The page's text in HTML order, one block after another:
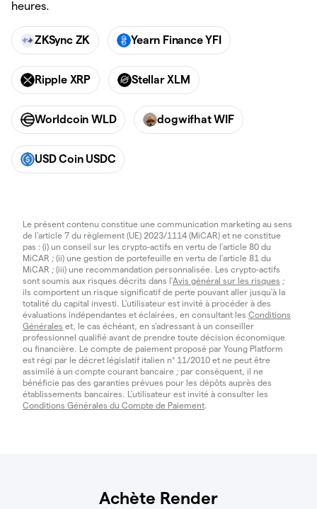
heures.
ZKSync ZK Yearn Finance YFI
Ripple XRP Stellar XLM
Worldcoin WLD dogwifhat WIF
USD Coin USDC
Le présent contenu constitue une communication marketing au sens
de l'article 7 du règlement (UE) 2023/1114 (MiCAR) et ne constitue
pas : (i) un conseil sur les crypto-actifs en vertu de l'article 80 du
MiCAR ; (ii) une gestion de portefeuille en vertu de l'article 81 du
MiCAR ; (iii) une recommandation personnalisée. Les crypto-actifs
sont soumis aux risques décrits dans l'Avis général sur les risques ;
ils comportent un risque significatif de perte pouvant aller jusqu'à la
totalité du capital investi. L'utilisateur est invité à procéder à des
évaluations indépendantes et éclairées, en consultant les Conditions
Générales et, le cas échéant, en s'adressant à un conseiller
professionnel qualifié avant de prendre toute décision économique
ou financière. Le compte de paiement proposé par Young Platform
est régi par le décret législatif italien n° 11/2010 et ne peut être
assimilé à un compte courant bancaire ; par conséquent, il ne
bénéficie pas des garanties prévues pour les dépôts auprès des
établissements bancaires. L'utilisateur est invité à consulter les
Conditions Générales du Compte de Paiement.
Achète Render